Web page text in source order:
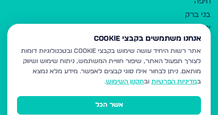
בני ברק
ירושלים
אלעד
גבעת זאב
בית שמש
רכסים
מודיעין עילית
אנחנו משתמשים בקבצי Cookie
אתר רשות היחיד עושה שימוש בקבצי Cookie ובטכנולוגיות דומות
לצורך תפעול האתר, שיפור חוויית המשתמש, ניתוח שימוש ושיווק
מותאם. ניתן לבחור אילו סוגי קבצים לאפשר. מידע מלא נמצא
במדיניות הפרטיות ובתקנון השימוש.
אשר הכל